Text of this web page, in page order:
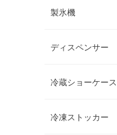
製氷機
ディスペンサー
冷蔵ショーケース
冷凍ストッカー